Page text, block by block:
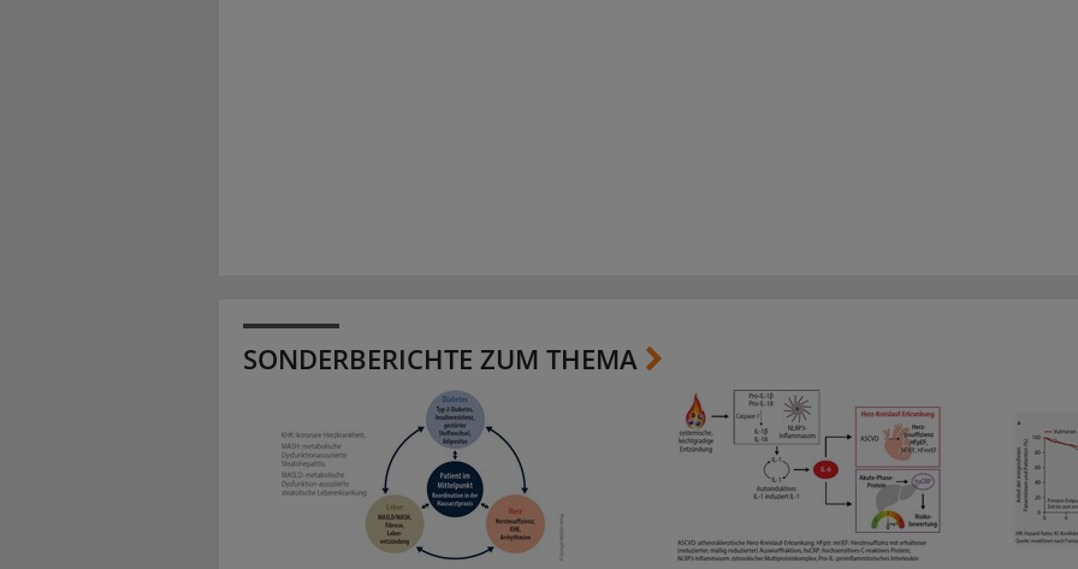
SONDERBERICHTE ZUM THEMA